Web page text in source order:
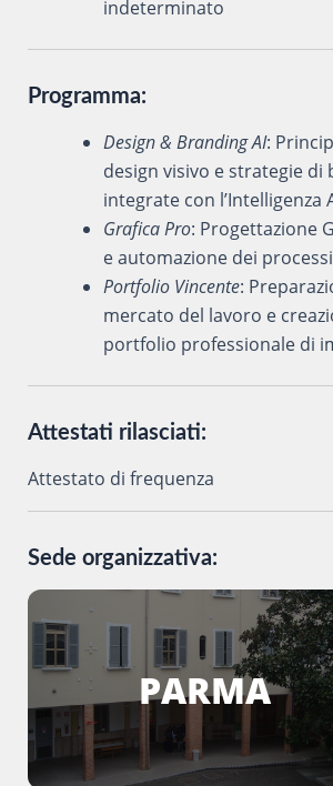
indeterminato
Programma:
Design & Branding AI:
design visivo e strategie di
integrate con l’Intelligenza
Grafica Pro: Progettazione
e automazione dei
Portfolio Vincente:
mercato del lavoro e
portfolio professionale di
Attestati rilasciati:
Attestato di frequenza
Sede organizzativa:
PARMA